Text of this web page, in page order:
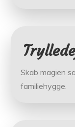
Skab magien
familiehygge.